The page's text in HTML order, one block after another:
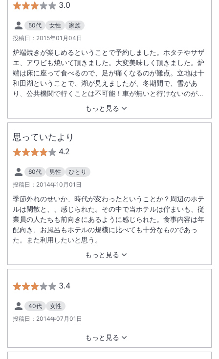
3.0
50代 女性
家族
投稿日： 2015年01月04日
もっと見る
炉端焼きが楽しめるということで予約しました。ホタテやサザ
エ、アワビも焼いて頂きました。大変美味しく頂きました。炉
端は床に座って食べるので、足が痛くなるのが難点。立地は十
和田湖ということで、湖が見えましたが、冬期間で、雪があ
り、公共機関で行くことは不可能！車が無いと行けないのが残
念。せめて、最寄りの駅まで送迎があると利用客が増えると思
思っていたより
4.2
60代 男性
ひとり
投稿日： 2014年10月01日
もっと見る
季節外れのせいか、時代が変わったということか？周辺のホテ
ルは閑散と、、感じられた。その中で当ホテルは佇まいも、従
業員の人たちも前向きにあるように感じられた。食事内容は年
配向き、お風呂もホテルの規模に比べても十分なものであっ
た。また利用したいと思う。
3.4
40代
女性
投稿日： 2014年07月01日
もっと見る